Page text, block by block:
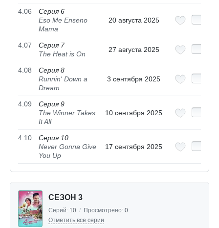
4.06
Серия 6
Eso Me Enseno
Mama
20 августа 2025
4.07
Серия 7
The Heat is On
27 августа 2025
4.08
Серия 8
Runnin' Down a
Dream
3 сентября 2025
4.09
Серия 9
The Winner Takes
It All
10 сентября 2025
4.10
Серия 10
Never Gonna Give
You Up
17 сентября 2025
СЕЗОН 3
Серий: 10 / Просмотрено: 0
Отметить все серии